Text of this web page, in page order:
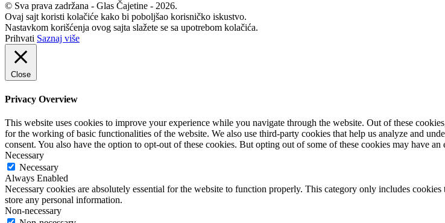
© Sva prava zadržana - Glas Čajetine - 2026.
Ovaj sajt koristi kolačiće kako bi poboljšao korisničko iskustvo.
Nastavkom korišćenja ovog sajta slažete se sa upotrebom kolačića.
Prihvati Saznaj više
Close
Privacy Overview
This website uses cookies to improve your experience while you navigate through the website. Out of these
for the working of basic functionalities of the website. We also use third-party cookies that help us analyze and
consent. You also have the option to opt-out of these cookies. But opting out of some of these cookies may have
Necessary
Necessary
Always Enabled
Necessary cookies are absolutely essential for the website to function properly. This category only includes
store any personal information.
Non-necessary